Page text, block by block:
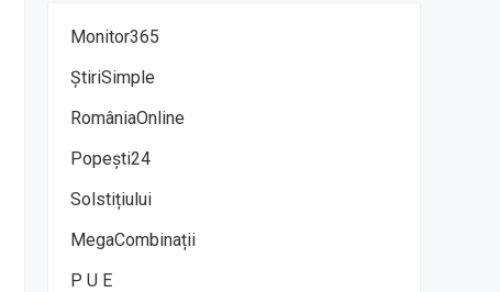
Monitor365
ȘtiriSimple
RomâniaOnline
Popești24
Solstițiului
MegaCombinații
P U E